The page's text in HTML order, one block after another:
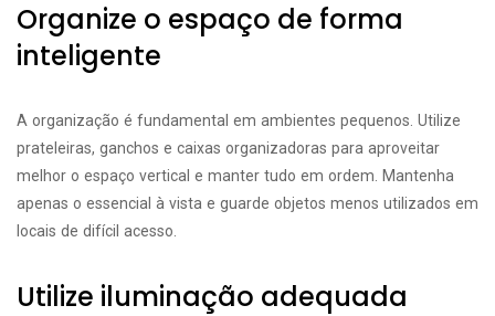
Organize o espaço de forma
inteligente
A organização é fundamental em ambientes pequenos. Utilize
prateleiras, ganchos e caixas organizadoras para aproveitar
melhor o espaço vertical e manter tudo em ordem. Mantenha
apenas o essencial à vista e guarde objetos menos utilizados em
locais de difícil acesso.
Utilize iluminação adequada